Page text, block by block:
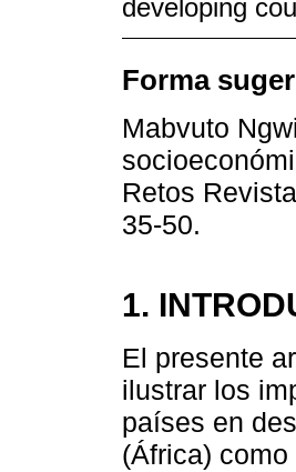
developing
Forma
Mabvuto
Retos
35-50.
1.
El presente
ilustrar los
países en
(África)